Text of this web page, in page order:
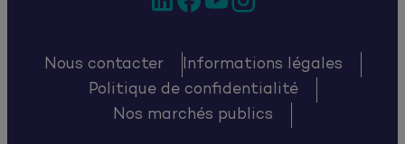
Nous contacter
Informations légales
Politique de confidentialité
Nos marchés publics